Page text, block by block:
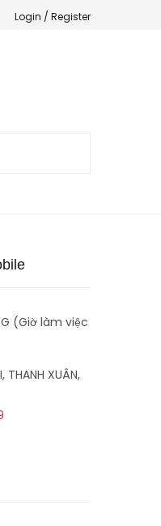
Login / Register
(Giờ làm việc
THANH XUÂN,